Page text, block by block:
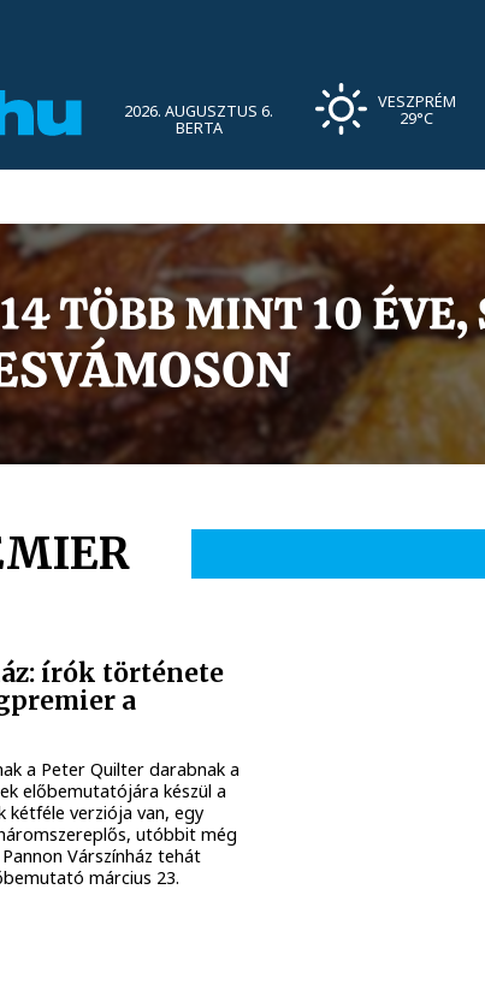
2026. AUGUSZTUS 6.
BERTA
VESZPRÉM
29°C
írók története
a
a Peter Quilter darabnak a
előbemutatójára készül a
kétféle verziója van, egy
utóbbit még
Várszínház tehát
március 23.